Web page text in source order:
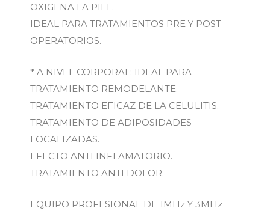
OXIGENA LA PIEL.
IDEAL PARA TRATAMIENTOS PRE Y POST
OPERATORIOS.
* A NIVEL CORPORAL: IDEAL PARA
TRATAMIENTO REMODELANTE.
TRATAMIENTO EFICAZ DE LA CELULITIS.
TRATAMIENTO DE ADIPOSIDADES
LOCALIZADAS.
EFECTO ANTI INFLAMATORIO.
TRATAMIENTO ANTI DOLOR.
EQUIPO PROFESIONAL DE 1MHz Y 3MHz